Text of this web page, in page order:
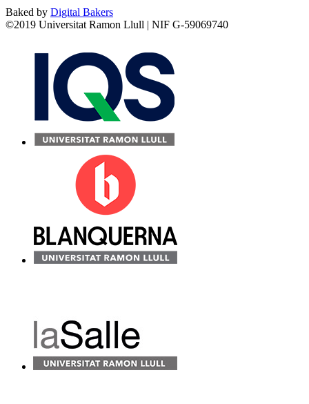
Baked by Digital Bakers
©2019 Universitat Ramon Llull | NIF G-59069740